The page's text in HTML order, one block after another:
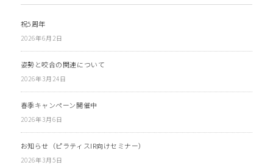
祝5周年
2026年6月2日
姿勢と咬合の関連について
2026年3月24日
春季キャンペーン開催中
2026年3月6日
お知らせ（ピラティスIR向けセミナー）
2026年3月5日